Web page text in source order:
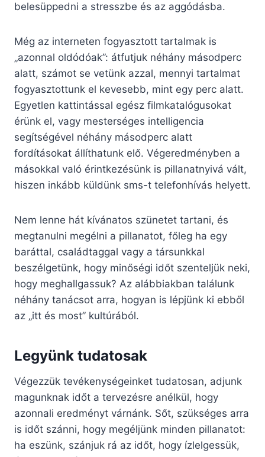
belesüppedni a stresszbe és az aggódásba.
Még az interneten fogyasztott tartalmak is
„azonnal oldódóak”: átfutjuk néhány másodperc
alatt, számot se vetünk azzal, mennyi tartalmat
fogyasztottunk el kevesebb, mint egy perc alatt.
Egyetlen kattintással egész filmkatalógusokat
érünk el, vagy mesterséges intelligencia
segítségével néhány másodperc alatt
fordításokat állíthatunk elő. Végeredményben a
másokkal való érintkezésünk is pillanatnyivá vált,
hiszen inkább küldünk sms-t telefonhívás helyett.
Nem lenne hát kívánatos szünetet tartani, és
megtanulni megélni a pillanatot, főleg ha egy
baráttal, családtaggal vagy a társunkkal
beszélgetünk, hogy minőségi időt szenteljük neki,
hogy meghallgassuk? Az alábbiakban találunk
néhány tanácsot arra, hogyan is lépjünk ki ebből
az „itt és most” kultúrából.
Legyünk tudatosak
Végezzük tevékenységeinket tudatosan, adjunk
magunknak időt a tervezésre anélkül, hogy
azonnali eredményt várnánk. Sőt, szükséges arra
is időt szánni, hogy megéljünk minden pillanatot:
ha eszünk, szánjuk rá az időt, hogy ízlelgessük,